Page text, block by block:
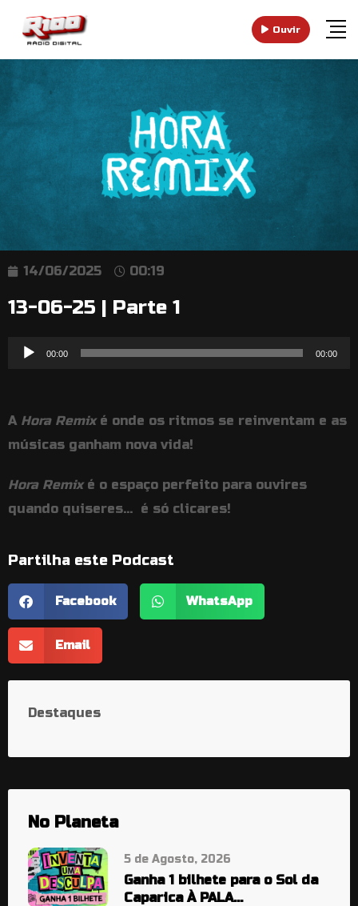
Ouvir
14/06/2025 00:19
13-06-25 | Parte 1
Reprodutor
00:00 00:00
A Hora Remixé onde os ritmos se reinventam e as
músicas ganham nova vida!
Hora Remixé o espaço perfeito para ouvires
quando quiseres… é só clicares!
Partilha este Podcast
Facebook WhatsApp
Email
Destaques
No Planeta
5 de Agosto, 2026
Ganha 1 bilhete para o Sol da
Caparica À PALA…